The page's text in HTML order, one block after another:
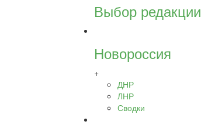
Выбор редакции
Новороссия
+
ДНР
ЛНР
Сводки